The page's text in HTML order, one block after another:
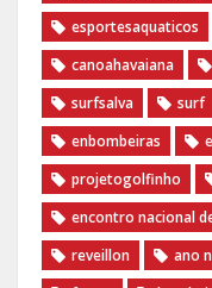
esportesaquaticos
canoahavaiana
surfsalva
surf
enbombeiras
projetogolfinho
encontro nacional
reveillon
ano